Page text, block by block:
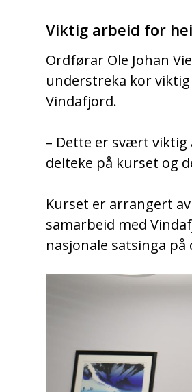
Viktig arbeid for
Ordførar Ole Johan
understreka kor
Vindafjord.
– Dette er svært viktig
delteke på kurset og
Kurset er arrangert
samarbeid med
nasjonale satsinga